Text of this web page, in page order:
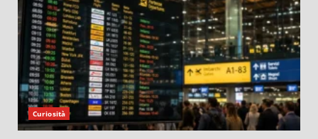
Curiosità